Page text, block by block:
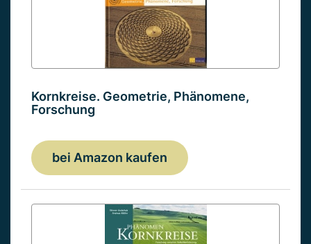
Kornkreise. Geometrie, Phänomene,
Forschung
bei Amazon kaufen